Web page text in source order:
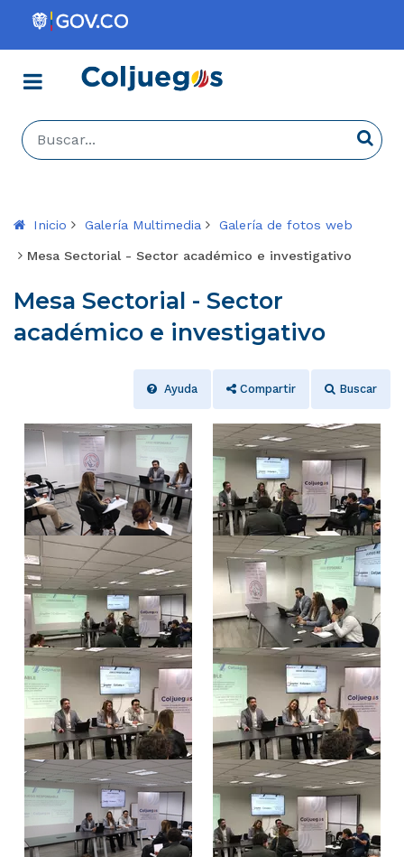
Coljuegos
Menú
Buscar...
Inicio Galería Multimedia Galería de fotos web
Mesa Sectorial - Sector académico e investigativo
Mesa Sectorial - Sector
académico e investigativo
Ayuda Compartir Buscar